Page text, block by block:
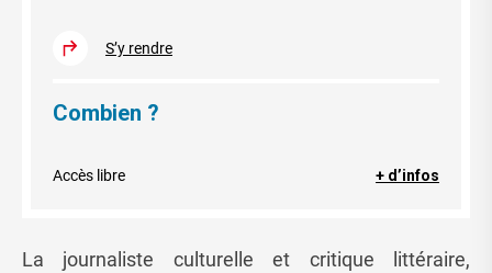
S’y rendre
Combien ?
Accès libre + d’infos
La journaliste culturelle et critique littéraire,